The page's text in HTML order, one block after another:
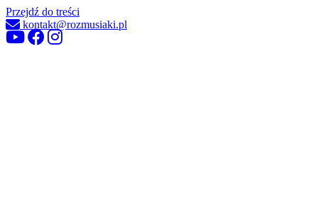
Przejdź do treści
kontakt@rozmusiaki.pl